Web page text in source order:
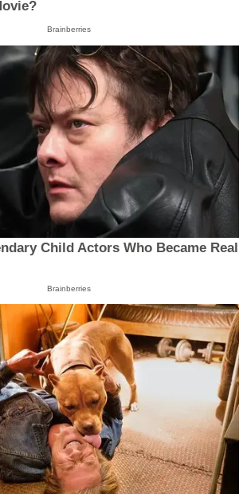
Brainberries
Child Actors Who Became Real
Brainberries